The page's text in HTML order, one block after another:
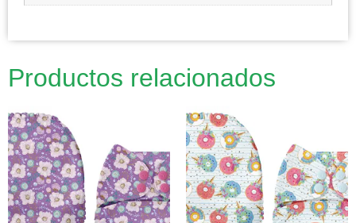
Productos relacionados